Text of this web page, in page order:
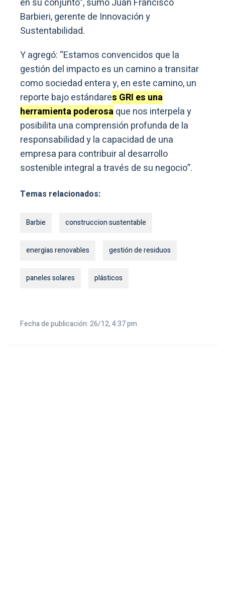
en su conjunto”, sumó Juan Francisco
Barbieri, gerente de Innovación y
Sustentabilidad.
Y agregó: “Estamos convencidos que la
gestión del impacto es un camino a transitar
como sociedad entera y, en este camino, un
reporte bajo estándares GRI es una
herramienta poderosaque nos interpela y
posibilita una comprensión profunda de la
responsabilidad y la capacidad de una
empresa para contribuir al desarrollo
sostenible integral a través de su negocio”.
Temas relacionados:
Barbie construccion sustentable
energias renovables gestión de residuos
paneles solares plásticos
Fecha de publicación: 26/12, 4:37 pm